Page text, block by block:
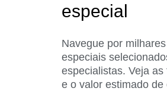
especial
Navegue por
especiais
especialistas. Veja
e o valor estimado de